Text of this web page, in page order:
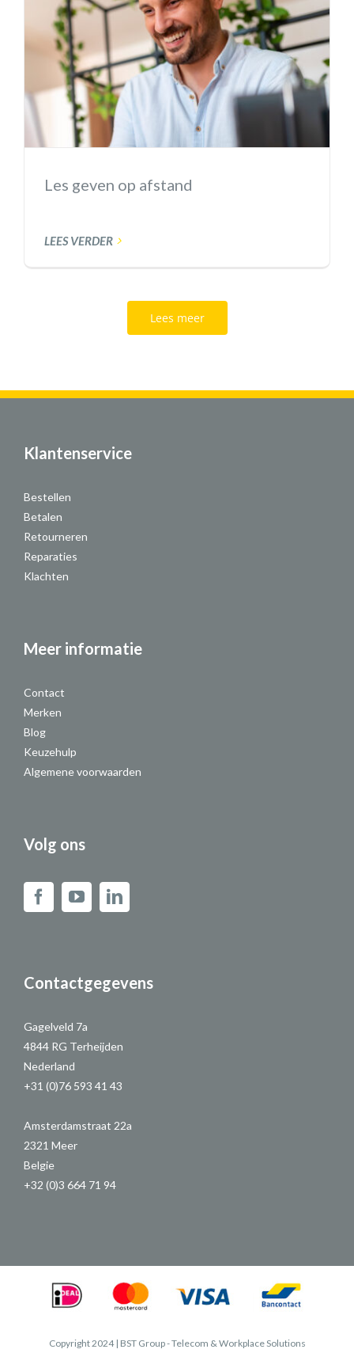
Les geven op afstand
LEES VERDER
Lees meer
Klantenservice
Bestellen
Betalen
Retourneren
Reparaties
Klachten
Meer informatie
Contact
Merken
Blog
Keuzehulp
Algemene voorwaarden
Volg ons
Contactgegevens
Gagelveld 7a
4844 RG Terheijden
Nederland
+31 (0)76 593 41 43
Amsterdamstraat 22a
2321 Meer
Belgie
+32 (0)3 664 71 94
Copyright 2024 | BST Group - Telecom & Workplace Solutions